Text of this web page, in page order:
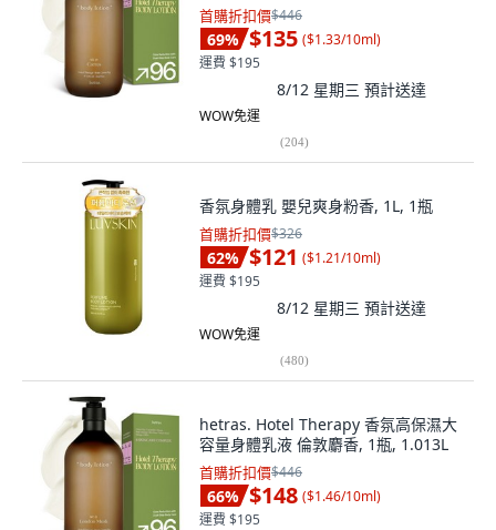
首購折扣價$446
69% $135 ($1.33/10ml)
運費 $195
8/12 星期三 預計送達
WOW免運
(204)
香氛身體乳 嬰兒爽身粉香, 1L, 1瓶
首購折扣價$326
62% $121 ($1.21/10ml)
運費 $195
8/12 星期三 預計送達
WOW免運
(480)
hetras. Hotel Therapy 香氛高保濕大
容量身體乳液 倫敦麝香, 1瓶, 1.013L
首購折扣價$446
66% $148 ($1.46/10ml)
運費 $195